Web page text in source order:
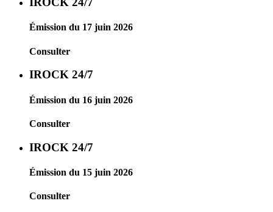
Émission du 17 juin 2026
Consulter
IROCK 24/7
Émission du 16 juin 2026
Consulter
IROCK 24/7
Émission du 15 juin 2026
Consulter